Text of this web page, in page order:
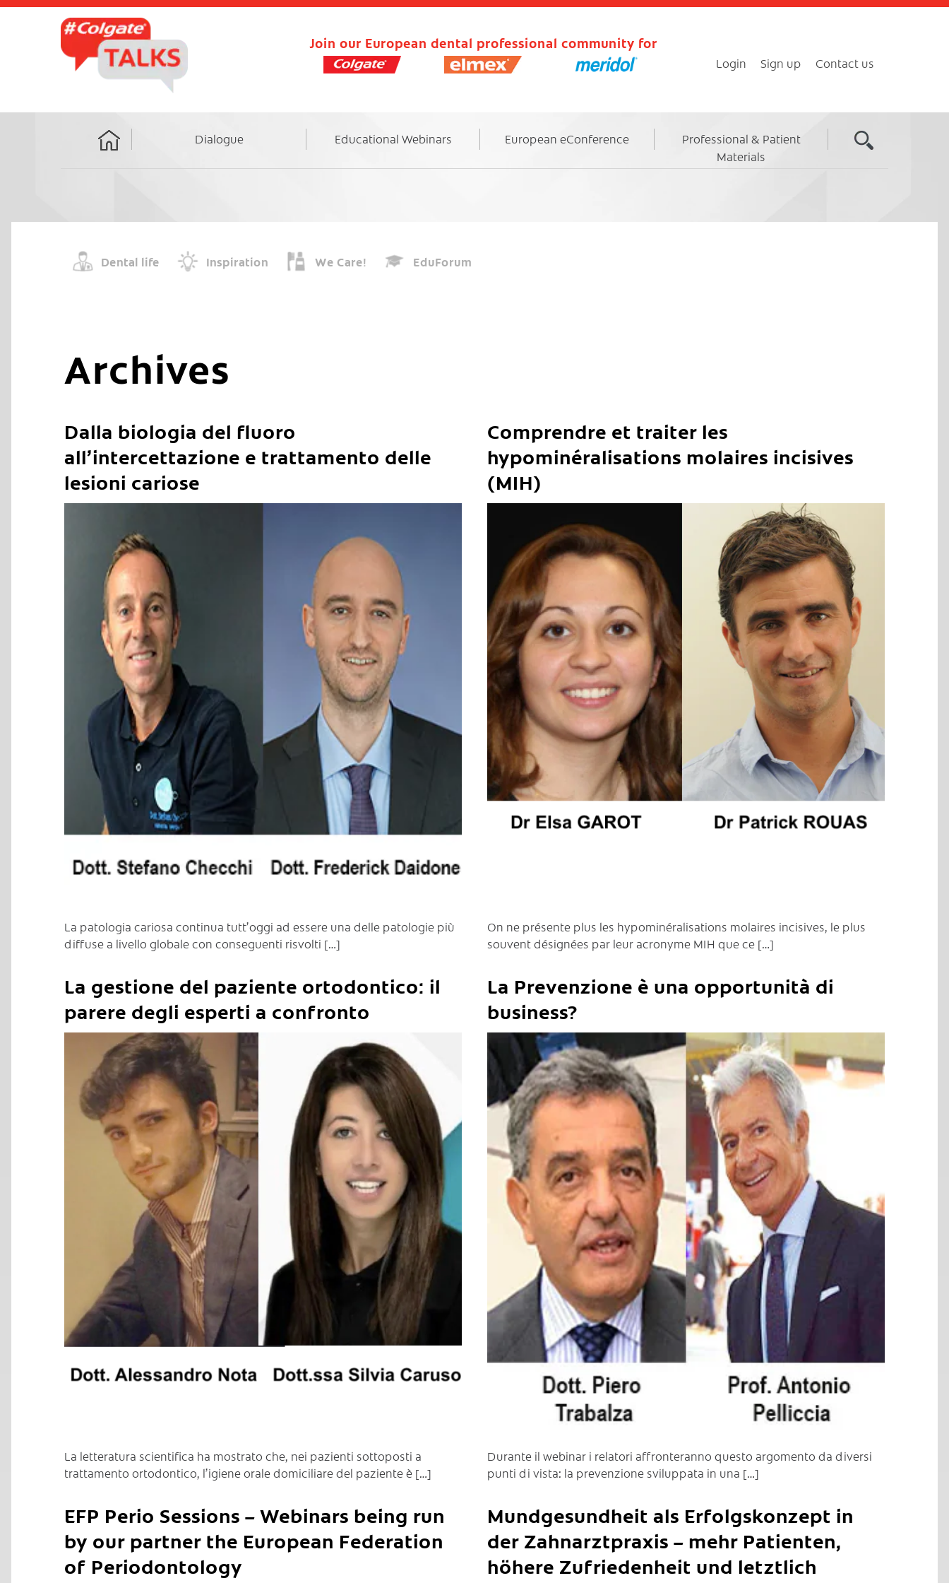
Join our European dental professional community for
Login Sign up Contact us
Home
Dialogue Educational Webinars European eConference
Professional & Patient
Materials
Dental life Inspiration We Care! EduForum
Archives
Dalla biologia del fluoro
all’intercettazione e trattamento delle
lesioni cariose
C
La patologia cariosa continua tutt’oggi ad essere una delle patologie più
diffuse a livello globale con conseguenti risvolti […]
Comprendre et traiter les
hypominéralisations molaires incisives
(MIH)
C
On ne présente plus les hypominéralisations molaires incisives, le plus
souvent désignées par leur acronyme MIH que ce […]
La gestione del paziente ortodontico: il
parere degli esperti a confronto
C
La letteratura scientifica ha mostrato che, nei pazienti sottoposti a
trattamento ortodontico, l’igiene orale domiciliare del paziente è […]
La Prevenzione è una opportunità di
business?
C
Durante il webinar i relatori affronteranno questo argomento da diversi
punti di vista: la prevenzione sviluppata in una […]
EFP Perio Sessions – Webinars being run
by our partner the European Federation
of Periodontology
Mundgesundheit als Erfolgskonzept in
der Zahnarztpraxis – mehr Patienten,
höhere Zufriedenheit und letztlich